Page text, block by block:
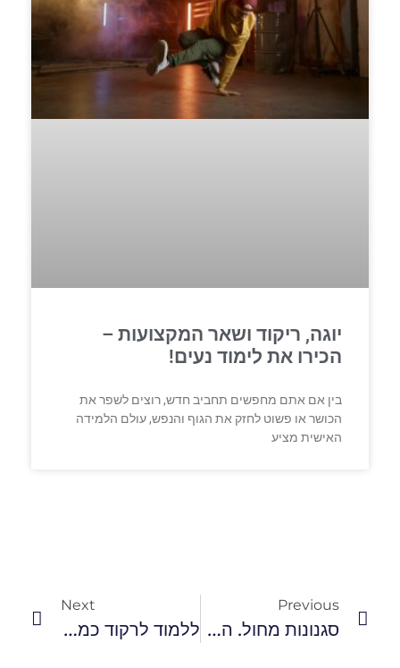
יוגה, ריקוד ושאר המקצועות –
הכירו את לימוד נעים!
בין אם אתם מחפשים תחביב חדש, רוצים לשפר את
הכושר או פשוט לחזק את הגוף והנפש, עולם הלמידה
האישית מציע
Previous
סגנונות מחול. המדריך המלא
Next
ללמוד לרקוד כמו שצריך